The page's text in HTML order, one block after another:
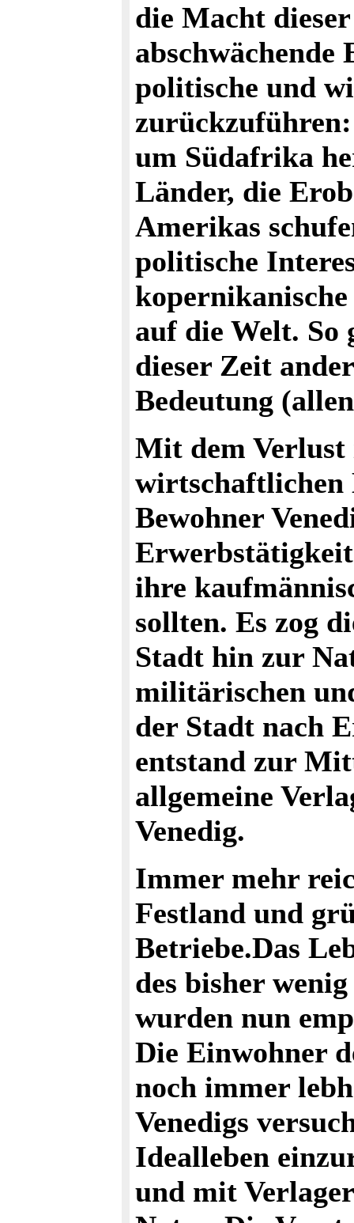
die Macht
abschwächende
politische und
zurückzuführen:
um Südafrika
Länder, die
Amerikas
politische
auf die Welt. So
dieser Zeit
Bedeutung
Mit dem
wirtschaftlichen
Bewohner
ihre
sollten. Es zog
Stadt hin zur
militärischen
der Stadt nach
entstand zur
allgemeine
Venedig.
Immer mehr
Festland und
Betriebe.Das
des bisher
wurden nun
Die Einwohner
noch immer
Venedigs
Idealleben
und mit